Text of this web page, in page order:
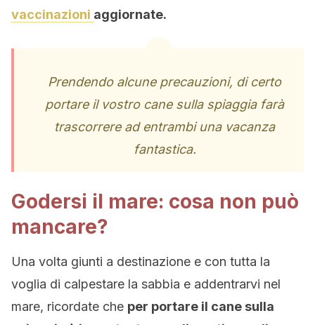
vaccinazioni aggiornate.
Prendendo alcune precauzioni, di certo
portare il vostro cane sulla spiaggia farà
trascorrere ad entrambi una vacanza
fantastica.
Godersi il mare: cosa non può
mancare?
Una volta giunti a destinazione e con tutta la
voglia di calpestare la sabbia e addentrarvi nel
mare, ricordate che per portare il cane sulla